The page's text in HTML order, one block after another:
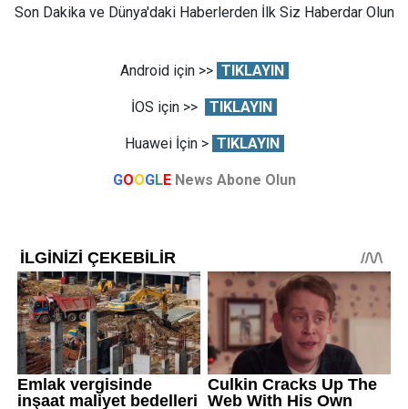
Son Dakika ve Dünya'daki Haberlerden İlk Siz Haberdar Olun
Android için >> TIKLAYIN
İOS için >> TIKLAYIN
Huawei İçin > TIKLAYIN
GOOGLE News Abone Olun